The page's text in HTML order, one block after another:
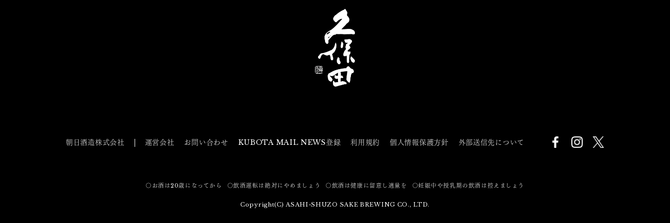
朝日酒造株式会社 運営会社 お問い合わせ KUBOTA MAIL NEWS登録 利用規約 個人情報保護方針 外部送信先について
〇お酒は20歳になってから 〇飲酒運転は絶対にやめましょう 〇飲酒は健康に留意し適量を 〇妊娠中や授乳期の飲酒は控えましょう
Copyright(C) ASAHI-SHUZO SAKE BREWING CO., LTD.